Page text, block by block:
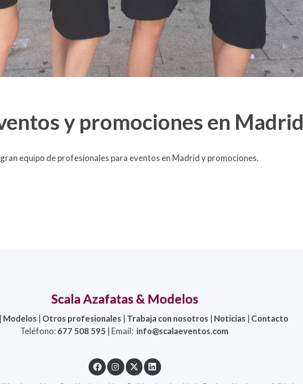
y promociones en Madrid
equipo de profesionales para eventos en Madrid y promociones.
Scala Azafatas & Modelos
| Modelos | Otros profesionales | Trabaja con nosotros | Noticias | Contacto
Teléfono: 677 508 595 | Email: info@scalaeventos.com